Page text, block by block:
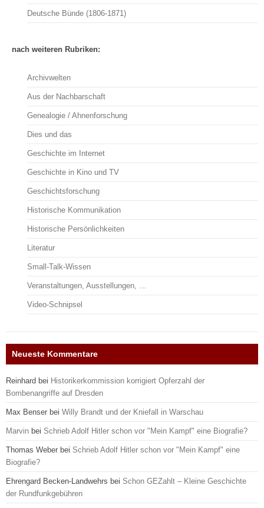
Deutsche Bünde (1806-1871)
nach weiteren Rubriken:
Archivwelten
Aus der Nachbarschaft
Genealogie / Ahnenforschung
Dies und das
Geschichte im Internet
Geschichte in Kino und TV
Geschichtsforschung
Historische Kommunikation
Historische Persönlichkeiten
Literatur
Small-Talk-Wissen
Veranstaltungen, Ausstellungen, …
Video-Schnipsel
Neueste Kommentare
Reinhard bei Historikerkommission korrigiert Opferzahl der
Bombenangriffe auf Dresden
Max Benser bei Willy Brandt und der Kniefall in Warschau
Marvin bei Schrieb Adolf Hitler schon vor "Mein Kampf" eine Biografie?
Thomas Weber bei Schrieb Adolf Hitler schon vor "Mein Kampf" eine
Biografie?
Ehrengard Becken-Landwehrs bei Schon GEZahlt – Kleine Geschichte
der Rundfunkgebühren